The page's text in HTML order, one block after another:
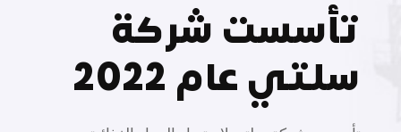
تأسست شركة
سلتي عام 2022